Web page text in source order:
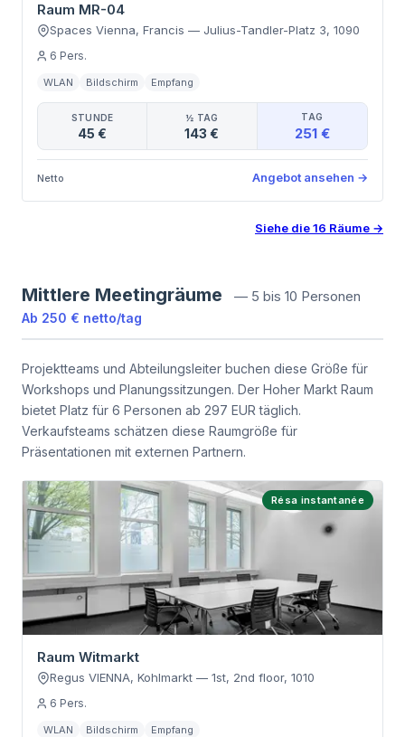
Raum MR-04
Spaces Vienna, Francis — Julius-Tandler-Platz 3, 1090
6 Pers.
WLAN Bildschirm Empfang
STUNDE
45 €
½ TAG
143 €
TAG
251 €
Netto Angebot ansehen →
Siehe die16 Räume →
Mittlere Meetingräume — 5 bis 10 Personen
Ab 250 € netto/tag
Projektteams und Abteilungsleiter buchen diese Größe für
Workshops und Planungssitzungen. Der Hoher Markt Raum
bietet Platz für 6 Personen ab 297 EUR täglich.
Verkaufsteams schätzen diese Raumgröße für
Präsentationen mit externen Partnern.
Résa instantanée
Raum Witmarkt
Regus VIENNA, Kohlmarkt — 1st, 2nd floor, 1010
6 Pers.
WLAN Bildschirm Empfang